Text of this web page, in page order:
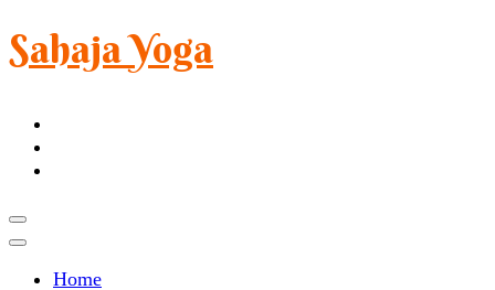
Sahaja Yoga
Home